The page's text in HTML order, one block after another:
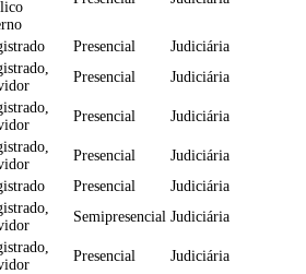
Presencial
Judiciária
Presencial Judiciária
Presencial Judiciária
Presencial
Judiciária
Presencial
Judiciária
Semipresencial Judiciária
Presencial Judiciária